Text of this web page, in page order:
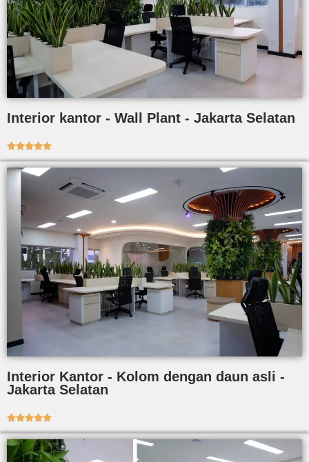
Interior kantor - Wall Plant - Jakarta Selatan

Interior Kantor - Kolom dengan daun asli -
Jakarta Selatan
